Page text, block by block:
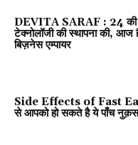
DEVITA SARAF : 24 की
टेक्नोलॉजी की स्थापना की,
बिज़नेस एम्पायर
Side Effects of Fast
से आपको हो सकते है ये पाँच